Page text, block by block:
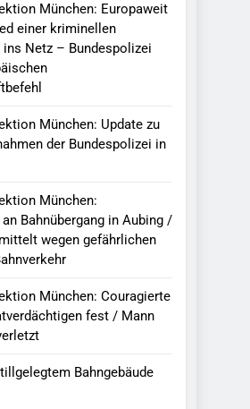
Stellt Auto
München: Europaweit
einer kriminellen
Netz – Bundespolizei
München: Update zu
der Bundespolizei in
München:
Bahnübergang in Aubing /
wegen gefährlichen
München: Couragierte
fest / Mann
Bahngebäude